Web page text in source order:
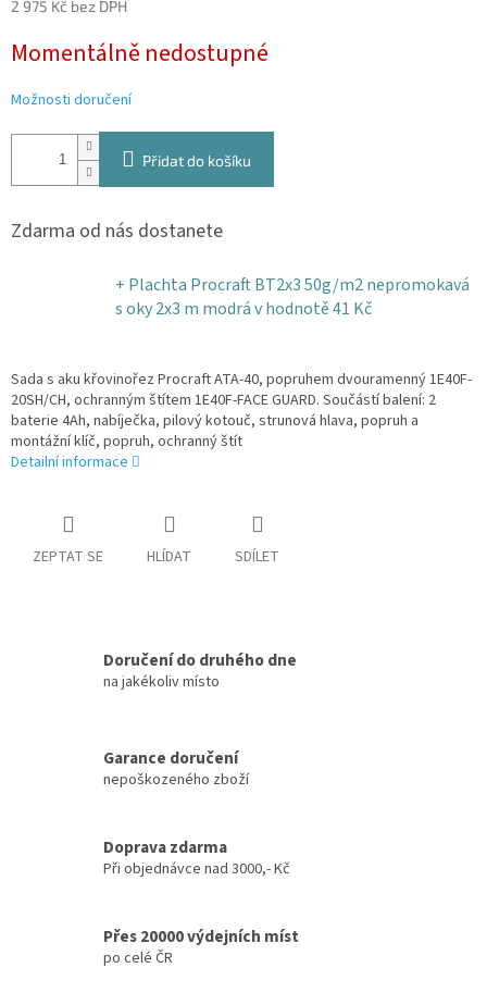
2 975 Kč bez DPH
cena:
Momentálně nedostupné
Možnosti doručení
Přidat do košíku
Zdarma od nás dostanete
+ Plachta Procraft BT2x3 50g/m2 nepromokavá
s oky 2x3 m modráv hodnotě 41 Kč
Sada s aku křovinořez Procraft ATA-40, popruhem dvouramenný 1E40F-
20SH/CH, ochranným štítem 1E40F-FACE GUARD. Součástí balení: 2
baterie 4Ah, nabíječka, pilový kotouč, strunová hlava, popruh a
montážní klíč, popruh, ochranný štít
Detailní informace
ZEPTAT SE HLÍDAT SDÍLET
Doručení do druhého dne
na jakékoliv místo
Garance doručení
nepoškozeného zboží
Doprava zdarma
Při objednávce nad 3000,- Kč
Přes 20000 výdejních míst
po celé ČR